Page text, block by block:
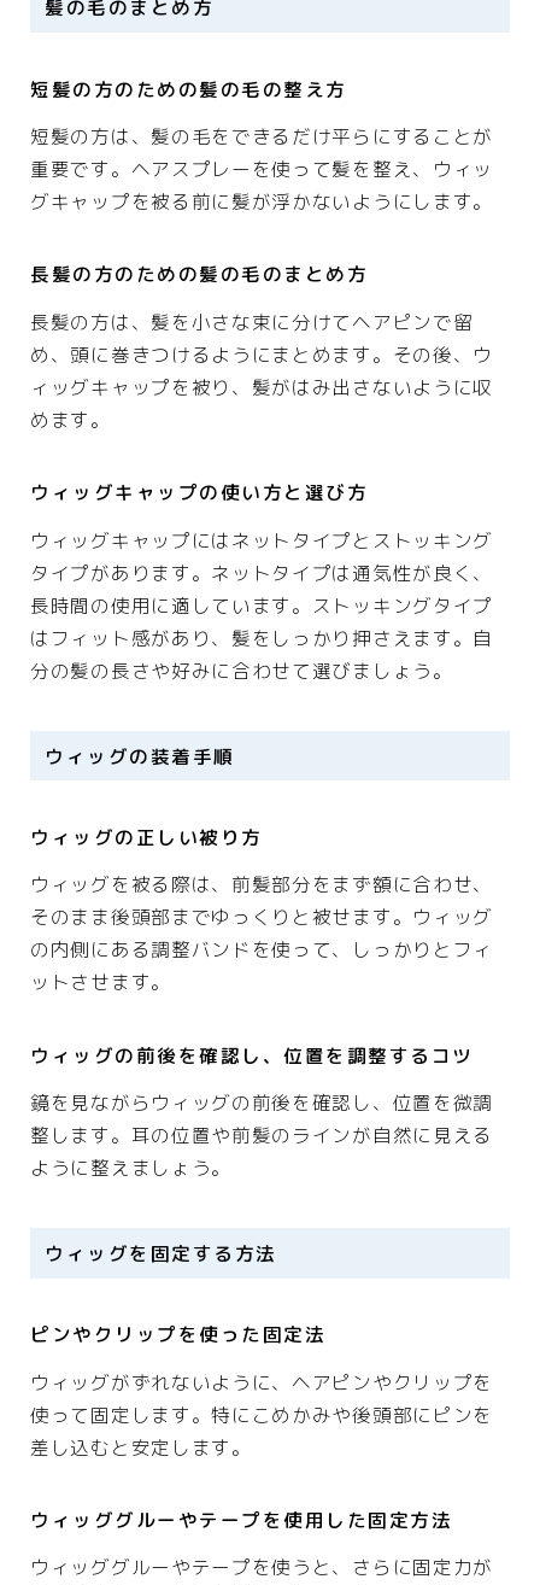
髪の毛のまとめ方
短髪の方のための髪の毛の整え方
短髪の方は、髪の毛をできるだけ平らにすることが
重要です。ヘアスプレーを使って髪を整え、ウィッ
グキャップを被る前に髪が浮かないようにします。
長髪の方のための髪の毛のまとめ方
長髪の方は、髪を小さな束に分けてヘアピンで留
め、頭に巻きつけるようにまとめます。その後、ウ
ィッグキャップを被り、髪がはみ出さないように収
めます。
ウィッグキャップの使い方と選び方
ウィッグキャップにはネットタイプとストッキング
タイプがあります。ネットタイプは通気性が良く、
長時間の使用に適しています。ストッキングタイプ
はフィット感があり、髪をしっかり押さえます。自
分の髪の長さや好みに合わせて選びましょう。
ウィッグの装着手順
ウィッグの正しい被り方
ウィッグを被る際は、前髪部分をまず額に合わせ、
そのまま後頭部までゆっくりと被せます。ウィッグ
の内側にある調整バンドを使って、しっかりとフィ
ットさせます。
ウィッグの前後を確認し、位置を調整するコツ
鏡を見ながらウィッグの前後を確認し、位置を微調
整します。耳の位置や前髪のラインが自然に見える
ように整えましょう。
ウィッグを固定する方法
ピンやクリップを使った固定法
ウィッグがずれないように、ヘアピンやクリップを
使って固定します。特にこめかみや後頭部にピンを
差し込むと安定します。
ウィッググルーやテープを使用した固定方法
ウィッググルーやテープを使うと、さらに固定力が